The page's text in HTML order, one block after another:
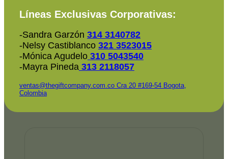
Líneas Exclusivas Corporativas:
-Sandra Garzón 314 3140782
-Nelsy Castiblanco 321 3523015
-Mónica Agudelo 310 5043540
-Mayra Pineda 313 2118057
ventas@thegiftcompany.com.co Cra 20 #169-54 Bogota,
Colombia